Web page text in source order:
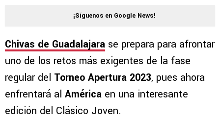
¡Síguenos en Google News!
Chivas de Guadalajara se prepara para afrontar
uno de los retos más exigentes de la fase
regular del Torneo Apertura 2023, pues ahora
enfrentará al América en una interesante
edición del Clásico Joven.